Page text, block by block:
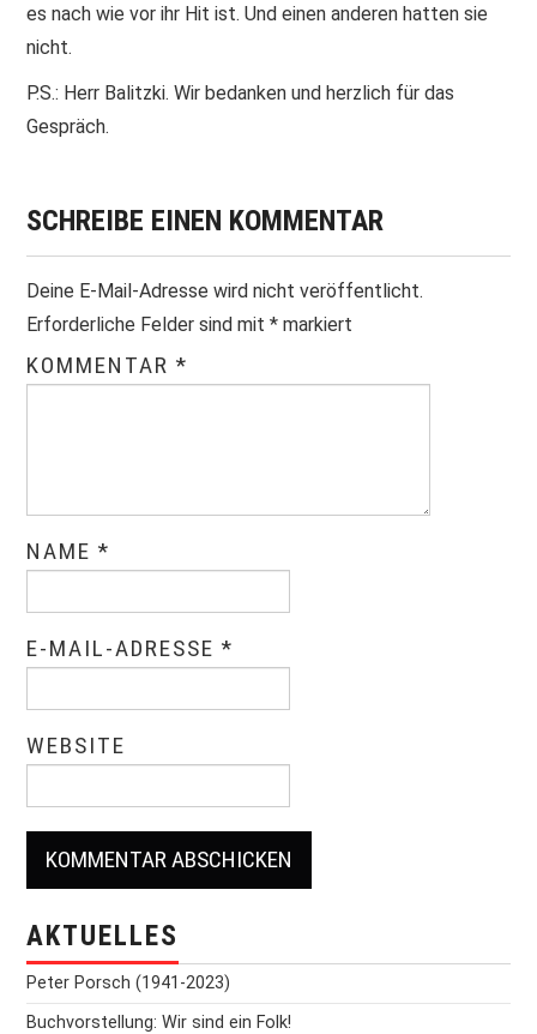
es nach wie vor ihr Hit ist. Und einen anderen hatten sie
nicht.
P.S.: Herr Balitzki. Wir bedanken und herzlich für das
Gespräch.
SCHREIBE EINEN KOMMENTAR
Deine E-Mail-Adresse wird nicht veröffentlicht.
Erforderliche Felder sind mit* markiert
KOMMENTAR*
NAME*
E-MAIL-ADRESSE*
WEBSITE
AKTUELLES
Peter Porsch (1941-2023)
Buchvorstellung: Wir sind ein Folk!